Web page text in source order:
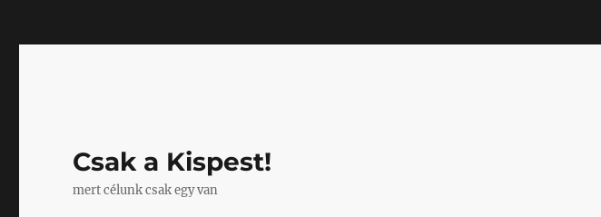
Csak a Kispest!
mert célunk csak egy van